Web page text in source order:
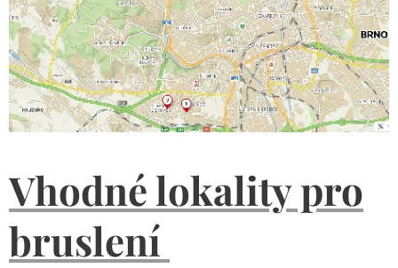
Vhodné lokality pro
bruslení